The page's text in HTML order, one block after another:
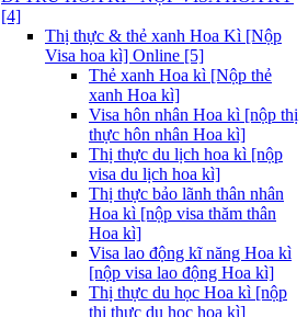
[4]
Thị thực & thẻ xanh Hoa Kì [Nộp
Visa hoa kì] Online [5]
Thẻ xanh Hoa kì [Nộp thẻ
xanh Hoa kì]
Visa hôn nhân Hoa kì [nộp thị
thực hôn nhân Hoa kì]
Thị thực du lịch hoa kì [nộp
visa du lịch hoa kì]
Thị thực bảo lãnh thân nhân
Hoa kì [nộp visa thăm thân
Hoa kì]
Visa lao động kĩ năng Hoa kì
[nộp visa lao động Hoa kì]
Thị thực du học Hoa kì [nộp
thị thực du học hoa kì]